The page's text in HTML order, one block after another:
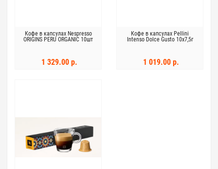
Кофе в капсулах Nespresso
ORIGINS PERU ORGANIC 10шт
1 329.00 р.
Кофе в капсулах Pellini
Intenso Dolce Gusto 10х7,5г
1 019.00 р.